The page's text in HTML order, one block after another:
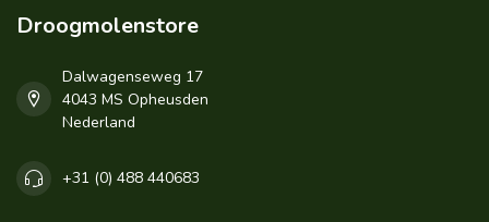
Droogmolenstore
Dalwagenseweg 17
4043 MS Opheusden
Nederland
+31 (0) 488 440683